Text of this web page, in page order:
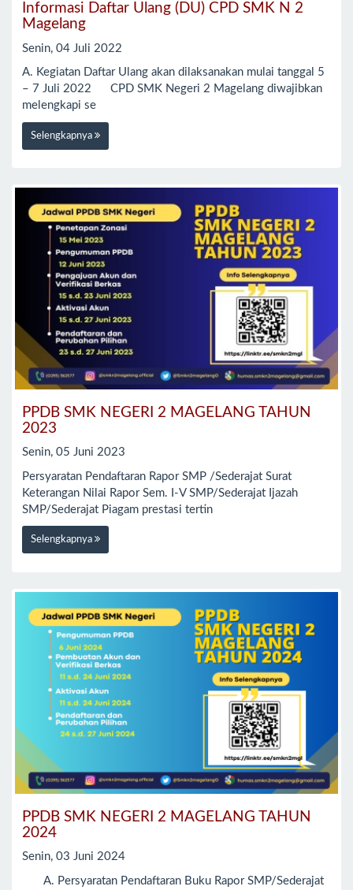
Informasi Daftar Ulang (DU) CPD SMK N 2
Magelang
Senin, 04 Juli 2022
A. Kegiatan Daftar Ulang akan dilaksanakan mulai tanggal 5
– 7 Juli 2022 CPD SMK Negeri 2 Magelang diwajibkan
melengkapi se
Selengkapnya
PPDB SMK NEGERI 2 MAGELANG TAHUN
2023
Senin, 05 Juni 2023
Persyaratan Pendaftaran Rapor SMP /Sederajat Surat
Keterangan Nilai Rapor Sem. I-V SMP/Sederajat Ijazah
SMP/Sederajat Piagam prestasi tertin
Selengkapnya
PPDB SMK NEGERI 2 MAGELANG TAHUN
2024
Senin, 03 Juni 2024
A. Persyaratan Pendaftaran Buku Rapor SMP/Sederajat